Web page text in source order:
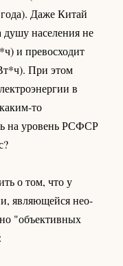
Даже Китай
населения не
и превосходит
При этом
в
то
на уровень РСФСР
о том, что у
являющейся нео-
"объективных